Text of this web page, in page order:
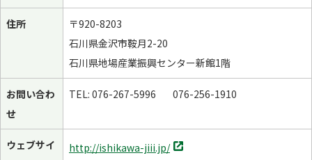
住所
〒920-8203
石川県金沢市鞍月2-20
石川県地場産業振興センター新館1階
お問い合わ
せ
TEL: 076-267-5996 076-256-1910
ウェブサイ
http://ishikawa-jiii.jp/別